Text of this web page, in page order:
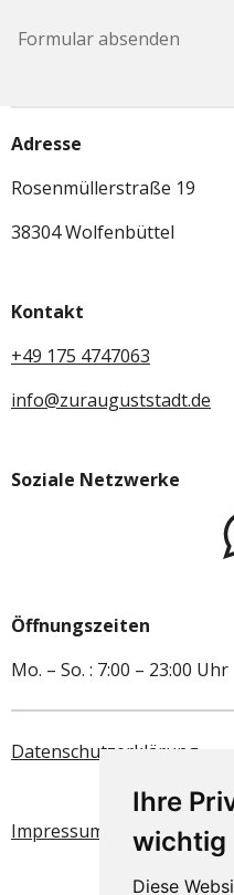
Ihre
wichtig
Diese
Formular absenden
Adresse
Rosenmüllerstraße 19
38304 Wolfenbüttel
Kontakt
+49 175 4747063
info@zurauguststadt.de
Soziale Netzwerke
Öffnungszeiten
Mo. – So. : 7:00 – 23:00 Uhr
Datenschutzerklärung
Impressum